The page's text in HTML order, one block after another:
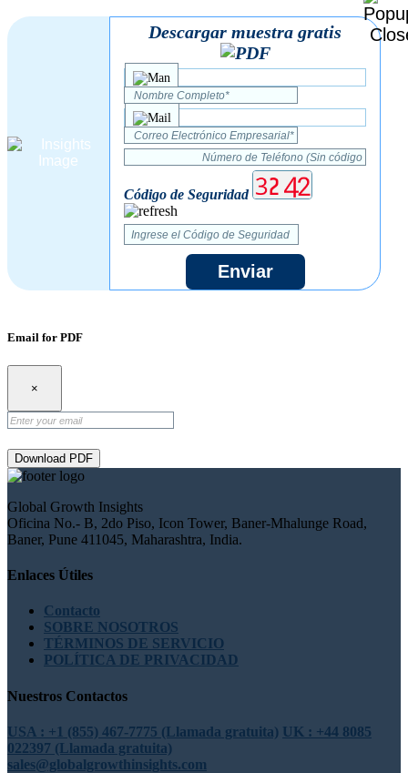
Descargar muestra gratis
Código de Seguridad
Enviar
Email for PDF
×
Download PDF
Global Growth Insights
Oficina No.- B, 2do Piso, Icon Tower, Baner-Mhalunge Road,
Baner, Pune 411045, Maharashtra, India.
Enlaces Útiles
Contacto
SOBRE NOSOTROS
TÉRMINOS DE SERVICIO
POLÍTICA DE PRIVACIDAD
Nuestros Contactos
USA : +1 (855) 467-7775 (Llamada gratuita) UK : +44 8085
022397 (Llamada gratuita)
sales@globalgrowthinsights.com